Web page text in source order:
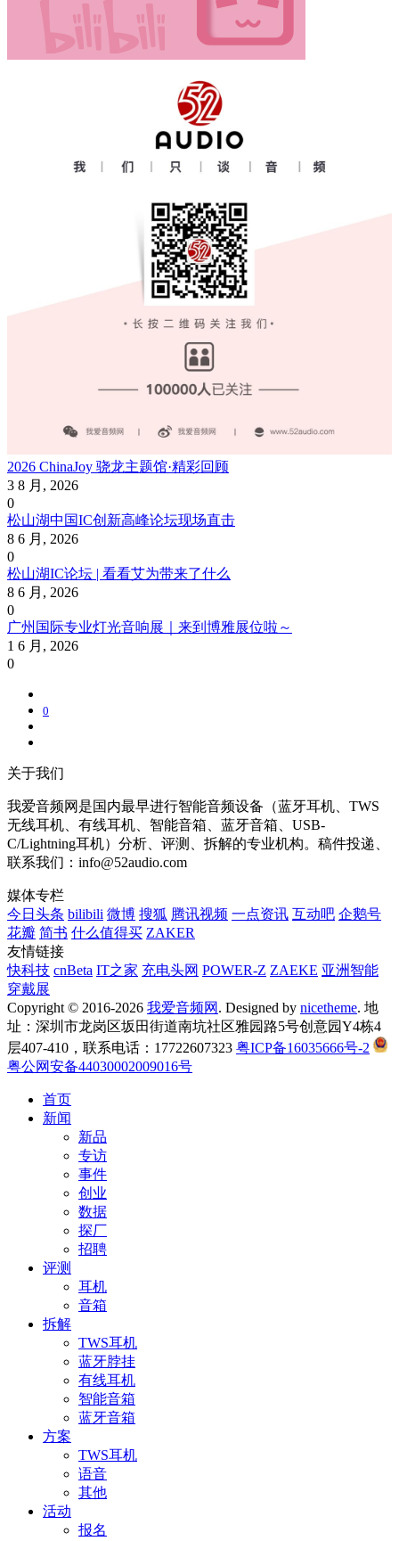
2026 ChinaJoy 骁龙主题馆·精彩回顾
3 8 月, 2026
0
松山湖中国IC创新高峰论坛现场直击
8 6 月, 2026
0
松山湖IC论坛 | 看看艾为带来了什么
8 6 月, 2026
0
广州国际专业灯光音响展｜来到博雅展位啦～
1 6 月, 2026
0
0
关于我们
我爱音频网是国内最早进行智能音频设备（蓝牙耳机、TWS
无线耳机、有线耳机、智能音箱、蓝牙音箱、USB-
C/Lightning耳机）分析、评测、拆解的专业机构。稿件投递、
联系我们：info@52audio.com
媒体专栏
今日头条 bilibili 微博 搜狐 腾讯视频 一点资讯 互动吧 企鹅号
花瓣 简书 什么值得买 ZAKER
友情链接
快科技 cnBeta IT之家 充电头网 POWER-Z ZAEKE 亚洲智能
穿戴展
Copyright © 2016-2026 我爱音频网 . Designed by nicetheme. 地
址：深圳市龙岗区坂田街道南坑社区雅园路5号创意园Y4栋4
层407-410，联系电话：17722607323 粤ICP备16035666号-2
粤公网安备44030002009016号
首页
新闻
新品
专访
事件
创业
数据
探厂
招聘
评测
耳机
音箱
拆解
TWS耳机
蓝牙脖挂
有线耳机
智能音箱
蓝牙音箱
方案
TWS耳机
语音
其他
活动
报名